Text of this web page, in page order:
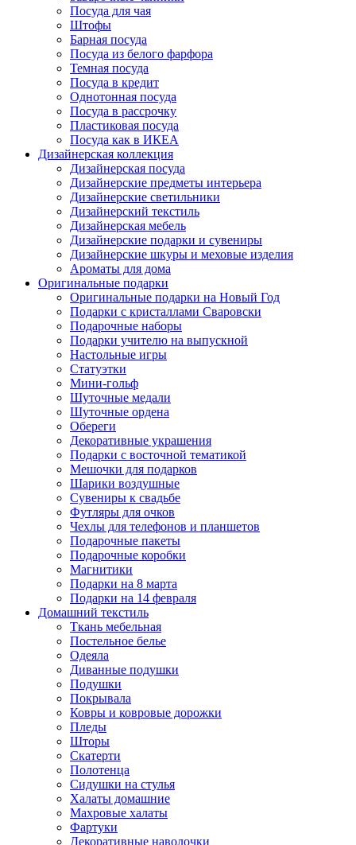
Посуда для чая
Штофы
Барная посуда
Посуда из белого фарфора
Темная посуда
Посуда в кредит
Однотонная посуда
Посуда в рассрочку
Пластиковая посуда
Посуда как в ИКЕА
Дизайнерская коллекция
Дизайнерская посуда
Дизайнерские предметы интерьера
Дизайнерские светильники
Дизайнерский текстиль
Дизайнерская мебель
Дизайнерские подарки и сувениры
Дизайнерские шкуры и меховые изделия
Ароматы для дома
Оригинальные подарки
Оригинальные подарки на Новый Год
Подарки с кристаллами Сваровски
Подарочные наборы
Подарки учителю на выпускной
Настольные игры
Статуэтки
Мини-гольф
Шуточные медали
Шуточные ордена
Обереги
Декоративные украшения
Подарки с восточной тематикой
Мешочки для подарков
Шарики воздушные
Сувениры к свадьбе
Футляры для очков
Чехлы для телефонов и планшетов
Подарочные пакеты
Подарочные коробки
Магнитики
Подарки на 8 марта
Подарки на 14 февраля
Домашний текстиль
Ткань мебельная
Постельное белье
Одеяла
Диванные подушки
Подушки
Покрывала
Ковры и ковровые дорожки
Пледы
Шторы
Скатерти
Полотенца
Сидушки на стулья
Халаты домашние
Махровые халаты
Фартуки
Декоративные наволочки